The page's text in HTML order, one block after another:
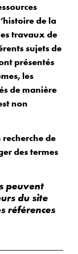
de la
travaux de
sujets de
présentés
les
de manière
non
de
des termes
peuvent
du site
références